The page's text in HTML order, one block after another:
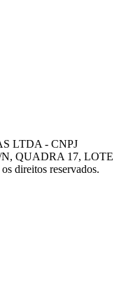
LTDA - CNPJ
QUADRA 17, LOTE
direitos reservados.